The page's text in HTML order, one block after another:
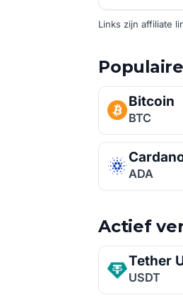
Links zijn affiliate
Bitcoin
BTC
ADA
Actief
Tether
USDT